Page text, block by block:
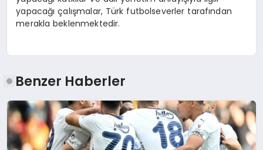
yapacağı çalışmalar, Türk futbolseverler tarafından
merakla beklenmektedir.
Benzer Haberler